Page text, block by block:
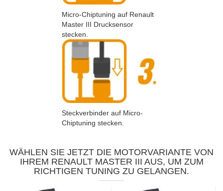
Micro-Chiptuning auf Renault
Master III Drucksensor
stecken.
Steckverbinder auf Micro-
Chiptuning stecken.
WÄHLEN SIE JETZT DIE MOTORVARIANTE VON
IHREM RENAULT MASTER III AUS, UM ZUM
RICHTIGEN TUNING ZU GELANGEN.